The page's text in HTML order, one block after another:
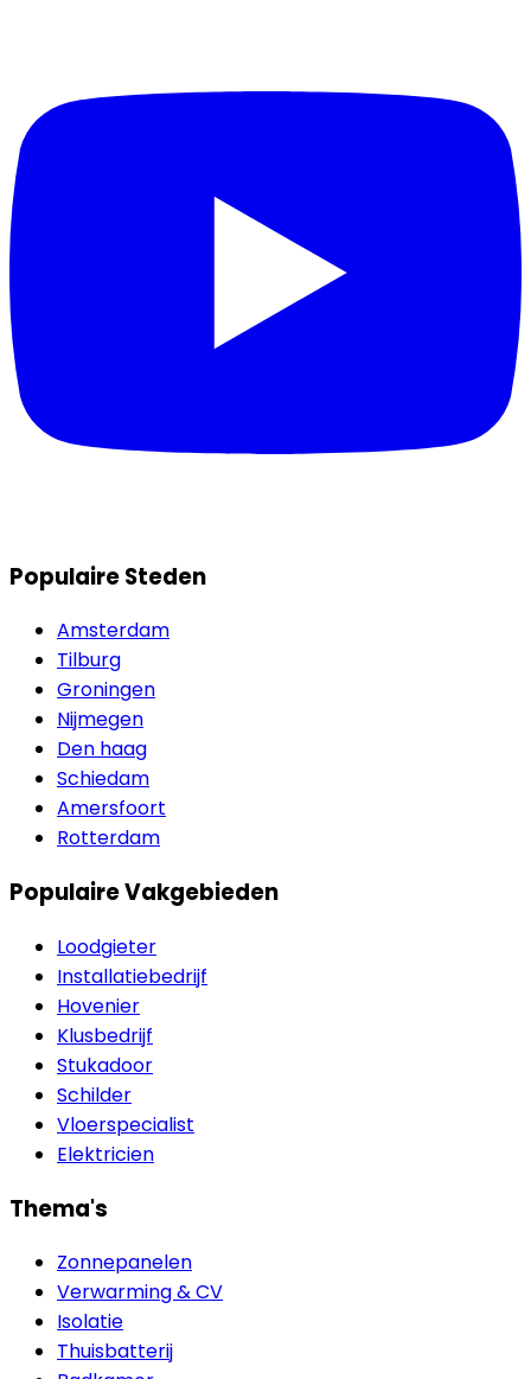
Populaire Steden
Amsterdam
Tilburg
Groningen
Nijmegen
Den haag
Schiedam
Amersfoort
Rotterdam
Populaire Vakgebieden
Loodgieter
Installatiebedrijf
Hovenier
Klusbedrijf
Stukadoor
Schilder
Vloerspecialist
Elektricien
Thema's
Zonnepanelen
Verwarming & CV
Isolatie
Thuisbatterij